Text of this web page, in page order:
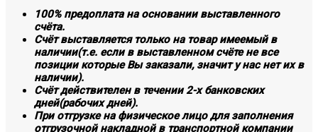
100% предоплата на основании выставленного
счёта.
Счёт выставляется только на товар имеемый в
наличии(т.е. если в выставленном счёте не все
позиции которые Вы заказали, значит у нас нет их в
наличии).
Счёт действителен в течении 2-х банковских
дней(рабочих дней).
При отгрузке на физическое лицо для заполнения
отгрузочной накладной в транспортной компании